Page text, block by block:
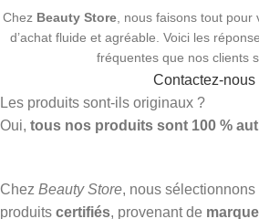
Chez Beauty Store, nous faisons tout pour
d’achat fluide et agréable. Voici les
fréquentes que nos clients
Contactez-nous
Les produits sont-ils originaux ?
Oui, tous nos produits sont 100 %
Chez Beauty Store, nous
produits certifiés, provenant de